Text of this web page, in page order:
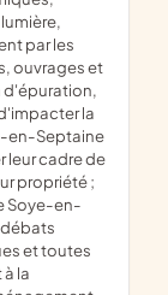
par les
ouvrages et
d'épuration,
la
en-Septaine
leur cadre de
propriété ;
Soye-en-
et toutes
la